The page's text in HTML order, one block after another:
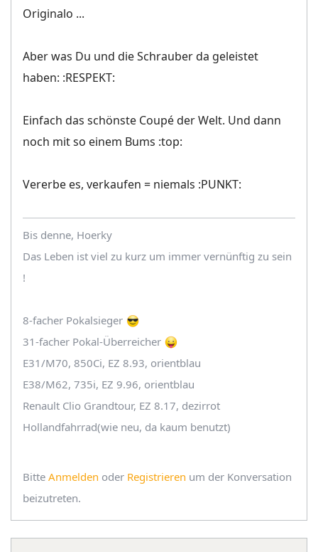
Originalo ...
Aber was Du und die Schrauber da geleistet
haben: :RESPEKT:
Einfach das schönste Coupé der Welt. Und dann
noch mit so einem Bums :top:
Vererbe es, verkaufen = niemals :PUNKT:
Bis denne, Hoerky
Das Leben ist viel zu kurz um immer vernünftig zu sein
!
8-facher Pokalsieger
31-facher Pokal-Überreicher
E31/M70, 850Ci, EZ 8.93, orientblau
E38/M62, 735i, EZ 9.96, orientblau
Renault Clio Grandtour, EZ 8.17, dezirrot
Hollandfahrrad(wie neu, da kaum benutzt)
Bitte Anmelden oder Registrieren um der Konversation
beizutreten.